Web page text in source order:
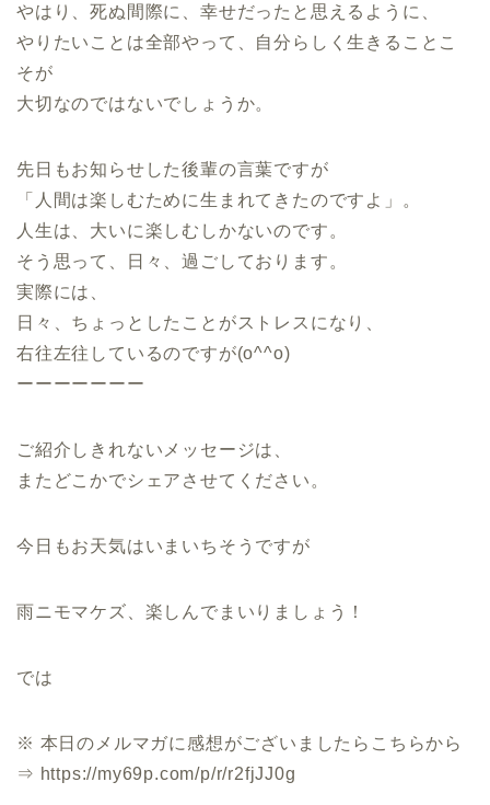
やはり、死ぬ間際に、幸せだったと思えるように、
やりたいことは全部やって、自分らしく生きることこ
そが
大切なのではないでしょうか。
先日もお知らせした後輩の言葉ですが
「人間は楽しむために生まれてきたのですよ」。
人生は、大いに楽しむしかないのです。
そう思って、日々、過ごしております。
実際には、
日々、ちょっとしたことがストレスになり、
右往左往しているのですが(o^^o)
ーーーーーーー
ご紹介しきれないメッセージは、
またどこかでシェアさせてください。
今日もお天気はいまいちそうですが
雨ニモマケズ、楽しんでまいりましょう！
では
※ 本日のメルマガに感想がございましたらこちらから
⇒ https://my69p.com/p/r/r2fjJJ0g